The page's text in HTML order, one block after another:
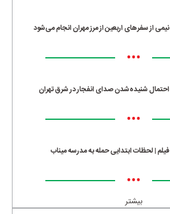
نیمی از سفرهای اربعین از مرز مهران انجام می‌شود
•••
احتمال شنیده‌شدن صدای انفجار در شرق تهران
•••
فیلم | لحظات ابتدایی حمله به مدرسه میناب
•••
بیشتر